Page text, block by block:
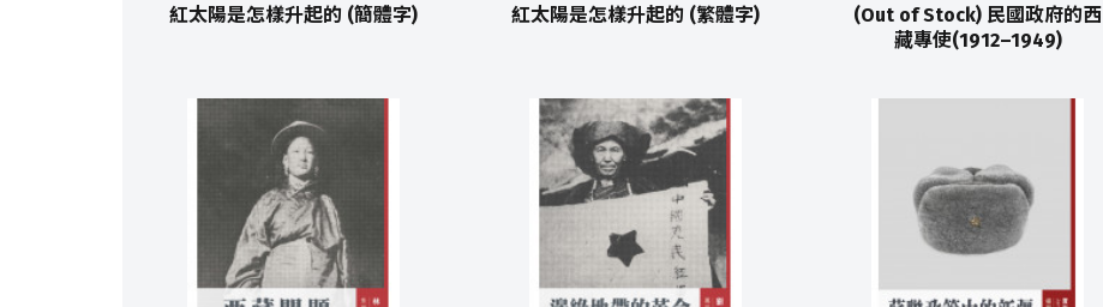
紅太陽是怎樣升起的 (簡體字) 紅太陽是怎樣升起的 (繁體字)
(Out of Stock) 民國政府的西
藏專使(1912–1949)